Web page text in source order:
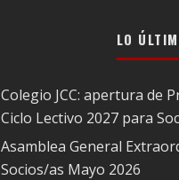
LO
Colegio JCC: apertura de
Ciclo Lectivo 2027 para
Asamblea General
Socios/as Mayo 2026